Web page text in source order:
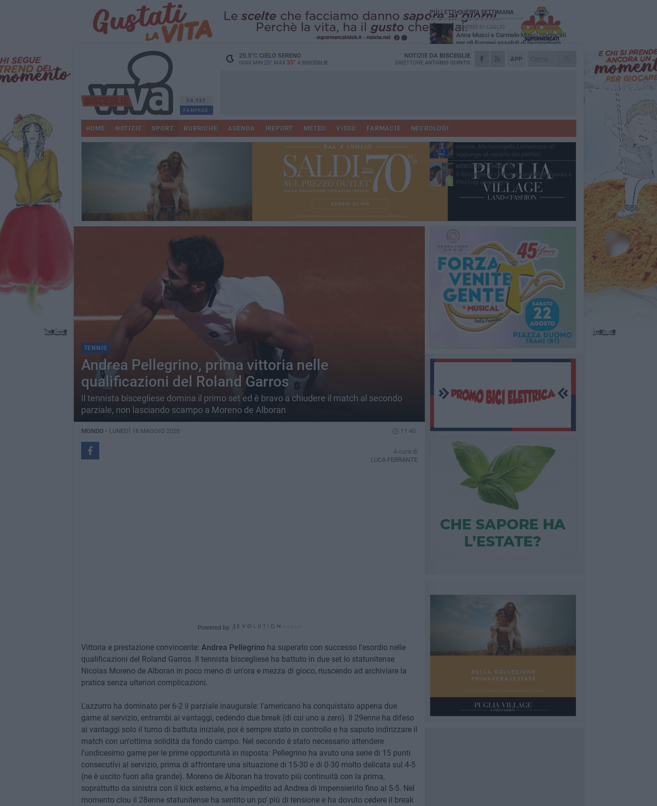
30.727
FANPAGE
25.5°CCIELO SERENO
OGGI MIN 25° MAX 35° A BISCEGLIE
APP
NOTIZIE DA BISCEGLIE
DIRETTORE ANTONIO QUINTO
HOME NOTIZIE SPORT RUBRICHE AGENDA IREPORT METEO VIDEO FARMACIE NECROLOGI
TENNIS
Andrea Pellegrino, prima vittoria nelle
qualificazioni del Roland Garros
Il tennista biscegliese domina il primo set ed è bravo a chiudere il match al secondo
parziale, non lasciando scampo a Moreno de Alboran
MONDO - LUNEDÌ 18 MAGGIO 2026 11.40
A cura di
LUCA FERRANTE
Powered by
Vittoria e prestazione convincente: Andrea Pellegrino ha superato con successo l'esordio nelle
qualificazioni del Roland Garros. Il tennista biscegliese ha battuto in due set lo statunitense
Nicolas Moreno de Alboran in poco meno di un'ora e mezza di gioco, riuscendo ad archiviare la
pratica senza ulteriori complicazioni.
L'azzurro ha dominato per 6-2 il parziale inaugurale: l'americano ha conquistato appena due
game al servizio, entrambi ai vantaggi, cedendo due break (di cui uno a zero). Il 29enne ha difeso
ai vantaggi solo il turno di battuta iniziale, poi è sempre stato in controllo e ha saputo indirizzare il
match con un'ottima solidità da fondo campo. Nel secondo è stato necessario attendere
l'undicesimo game per le prime opportunità in risposta: Pellegrino ha avuto una serie di 15 punti
consecutivi al servizio, prima di affrontare una situazione di 15-30 e di 0-30 molto delicata sul 4-5
(ne è uscito fuori alla grande). Moreno de Alboran ha trovato più continuità con la prima,
soprattutto da sinistra con il kick esterno, e ha impedito ad Andrea di impensierirlo fino al 5-5. Nel
momento clou il 28enne statunitense ha sentito un po' più di tensione e ha dovuto cedere il break
PIÙ LETTI QUESTA SETTIMANA
VENERDÌ 31 LUGLIO
Anna Musci e Carmelo Musci convocati
per gli Europei assoluti di Birmingham
LUNEDÌ 3 AGOSTO
Simone Franceschi, una solida certezza
Unione, in difesa arriva Francesco Lorusso
SABATO 1 AGOSTO
MERCOLEDÌ 5 AGOSTO
Il Bisceglie si rafforza con Mikel Opoola e
Pierluigi Lagonigro